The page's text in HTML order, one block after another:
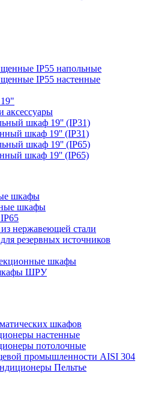
IP55 напольные
IP55 настенные
шкаф 19'' (IP31)
шкаф 19'' (IP31)
шкаф 19'' (IP65)
шкаф 19'' (IP65)
шкафы
шкафы
нержавеющей стали
резервных источников
шкафы
ШРУ
шкафов
настенные
потолочные
промышленности AISI 304
Пельтье